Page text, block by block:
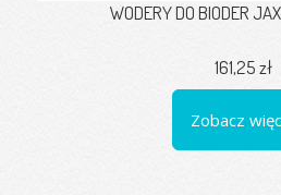
WODERY DO BIODER
161,25 zł
Zobacz